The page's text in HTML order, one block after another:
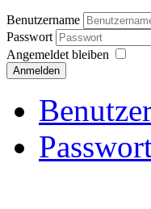
Benutzername
Passwort
Angemeldet bleiben
Anmelden